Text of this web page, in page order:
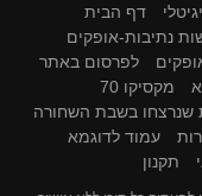
דף הבית
נתיבות-אופקים
לפרסום באתר
מקסיקו 70
שנרצחו בשבת השחורה
עמוד לדוגמא
תקנון